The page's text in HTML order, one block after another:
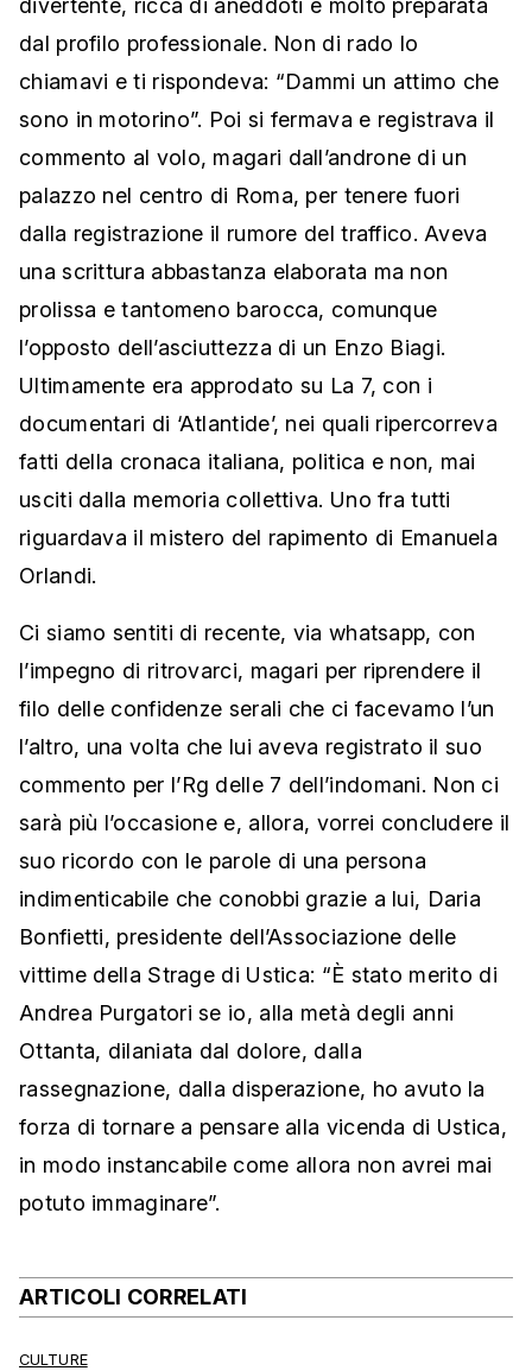
divertente, ricca di aneddoti e molto preparata
dal profilo professionale. Non di rado lo
chiamavi e ti rispondeva: “Dammi un attimo che
sono in motorino”. Poi si fermava e registrava il
commento al volo, magari dall’androne di un
palazzo nel centro di Roma, per tenere fuori
dalla registrazione il rumore del traffico. Aveva
una scrittura abbastanza elaborata ma non
prolissa e tantomeno barocca, comunque
l’opposto dell’asciuttezza di un Enzo Biagi.
Ultimamente era approdato su La 7, con i
documentari di ‘Atlantide’, nei quali ripercorreva
fatti della cronaca italiana, politica e non, mai
usciti dalla memoria collettiva. Uno fra tutti
riguardava il mistero del rapimento di Emanuela
Orlandi.
Ci siamo sentiti di recente, via whatsapp, con
l’impegno di ritrovarci, magari per riprendere il
filo delle confidenze serali che ci facevamo l’un
l’altro, una volta che lui aveva registrato il suo
commento per l’Rg delle 7 dell’indomani. Non ci
sarà più l’occasione e, allora, vorrei concludere il
suo ricordo con le parole di una persona
indimenticabile che conobbi grazie a lui, Daria
Bonfietti, presidente dell’Associazione delle
vittime della Strage di Ustica: “È stato merito di
Andrea Purgatori se io, alla metà degli anni
Ottanta, dilaniata dal dolore, dalla
rassegnazione, dalla disperazione, ho avuto la
forza di tornare a pensare alla vicenda di Ustica,
in modo instancabile come allora non avrei mai
potuto immaginare”.
ARTICOLI CORRELATI
CULTURE